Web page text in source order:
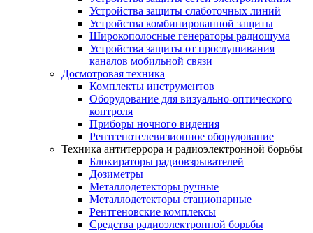
Устройства защиты слаботочных линий
Устройства комбинированной защиты
Широкополосные генераторы радиошума
Устройства защиты от прослушивания
каналов мобильной связи
Досмотровая техника
Комплекты инструментов
Оборудование для визуально-оптического
контроля
Приборы ночного видения
Рентгенотелевизионное оборудование
Техника антитеррора и радиоэлектронной борьбы
Блокираторы радиовзрывателей
Дозиметры
Металлодетекторы ручные
Металлодетекторы стационарные
Рентгеновские комплексы
Средства радиоэлектронной борьбы